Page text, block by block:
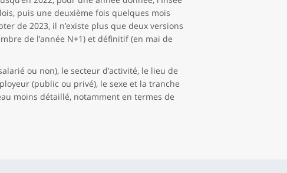
puis une deuxième fois quelques mois
de 2023, il n’existe plus que deux versions
de l’année N+1) et définitif (en mai de
ou non), le secteur d’activité, le lieu de
(public ou privé), le sexe et la tranche
moins détaillé, notamment en termes de